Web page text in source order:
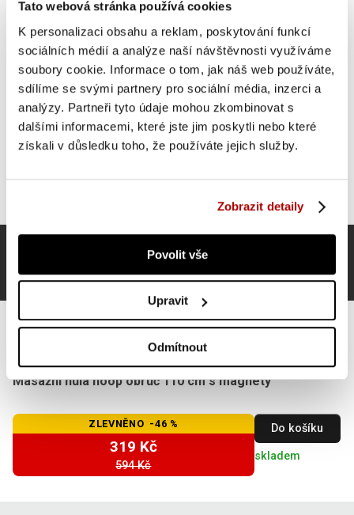
Tato webová stránka používá cookies
K personalizaci obsahu a reklam, poskytování funkcí
sociálních médií a analýze naší návštěvnosti využíváme
soubory cookie. Informace o tom, jak náš web používáte,
sdílíme se svými partnery pro sociální média, inzerci a
analýzy. Partneři tyto údaje mohou zkombinovat s
dalšími informacemi, které jste jim poskytli nebo které
získali v důsledku toho, že používáte jejich služby.
Zobrazit detaily
Povolit vše
Upravit
Odmítnout
-46 %
BOMBA AKCE
Masážní hula hoop obruč 110 cm s magnety
ZLEVNĚNO -46 %
319 Kč
594 Kč
Do košíku
skladem